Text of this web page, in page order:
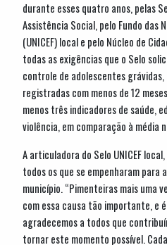
durante esses quatro anos, pelas
Assistência Social, pelo Fundo das
(UNICEF) local e pelo Núcleo de
todas as exigências que o Selo
controle de adolescentes
registradas com menos de 12
menos três indicadores de saúde,
violência, em comparação à média
A articuladora do Selo UNICEF
todos os que se empenharam
município. “Pimenteiras mais uma
com essa causa tão importante, e
agradecemos a todos que
tornar este momento possível.